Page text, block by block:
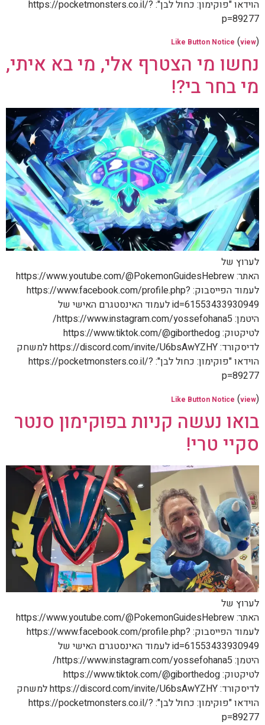
הוידאו "פוקימון: כחול לבן": https://pocketmonsters.co.il/?
p=89277
Like Button Notice (view)
נחשו מי הצטרף אלי, מי בא איתי,
מי בחר בי?!
לערוץ של
האתר: https://www.youtube.com/@PokemonGuidesHebrew
לעמוד הפייסבוק: https://www.facebook.com/profile.php?
id=61553433930949 לעמוד האינסטגרם האישי של
היטמן: https://www.instagram.com/yossefohana5/
לטיקטוק: https://www.tiktok.com/@giborthedog
לדיסקורד: https://discord.com/invite/U6bsAwYZHY למשחק
הוידאו "פוקימון: כחול לבן": https://pocketmonsters.co.il/?
p=89277
Like Button Notice (view)
בואו נעשה קניות בפוקימון סנטר
סקיי טרי!
לערוץ של
האתר: https://www.youtube.com/@PokemonGuidesHebrew
לעמוד הפייסבוק: https://www.facebook.com/profile.php?
id=61553433930949 לעמוד האינסטגרם האישי של
היטמן: https://www.instagram.com/yossefohana5/
לטיקטוק: https://www.tiktok.com/@giborthedog
לדיסקורד: https://discord.com/invite/U6bsAwYZHY למשחק
הוידאו "פוקימון: כחול לבן": https://pocketmonsters.co.il/?
p=89277